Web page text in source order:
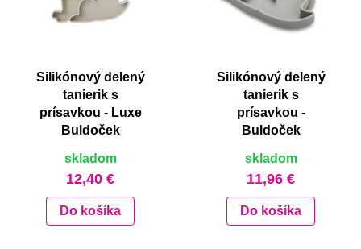
Silikónový delený
tanierik s
prísavkou - Luxe
Buldoček
skladom
12,40 €
Do košíka
Silikónový delený
tanierik s
prísavkou -
Buldoček
skladom
11,96 €
Do košíka